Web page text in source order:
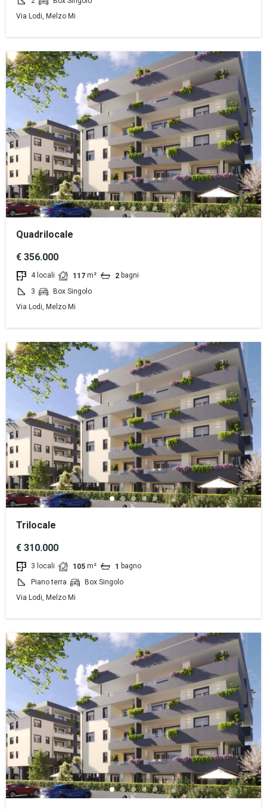
Via Lodi, Melzo Mi
Quadrilocale
€ 356.000
4 locali 117 m² 2 bagni
3
Box Singolo
Via Lodi, Melzo Mi
Trilocale
€ 310.000
3 locali 105 m² 1 bagno
Piano terra
Box Singolo
Via Lodi, Melzo Mi